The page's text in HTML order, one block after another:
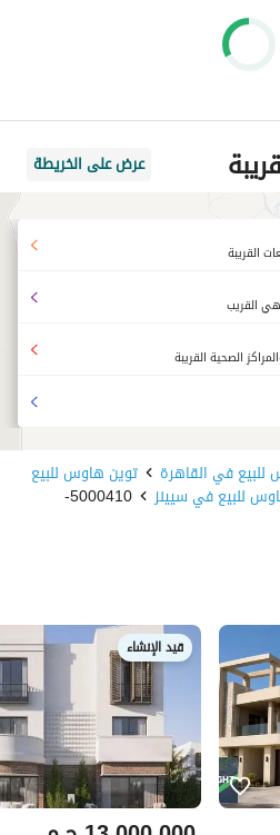
عرض على الخريطة
القريبة
القريب
الصحية القريبة
في القاهرة توين هاوس للبيع
للبيع في سيينز 5000410-
قيد الإنشاء